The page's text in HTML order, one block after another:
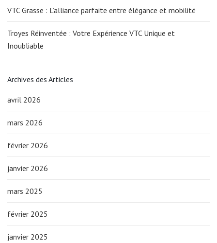
VTC Grasse : L’alliance parfaite entre élégance et mobilité
Troyes Réinventée : Votre Expérience VTC Unique et
Inoubliable
Archives des Articles
avril 2026
mars 2026
février 2026
janvier 2026
mars 2025
février 2025
janvier 2025